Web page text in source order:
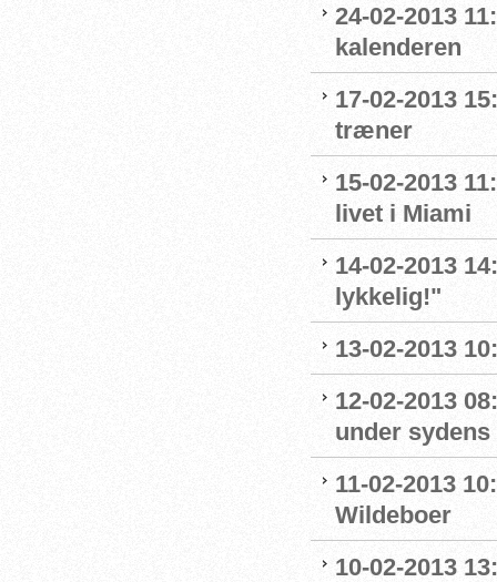
24-02-2013
kalenderen
17-02-2013
træner
15-02-2013
livet i Miami
14-02-2013
lykkelig!"
13-02-2013
12-02-2013
under sydens
11-02-2013
Wildeboer
10-02-2013